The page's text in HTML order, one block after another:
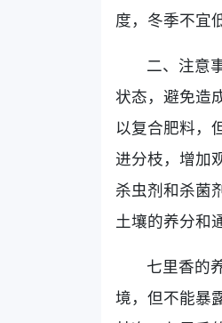
度，冬季不宜
二、注意
状态，避免造
以复合肥料，
进分枝，增加
杀虫剂和杀菌
土壤的养分和
七里香的
境，但不能暴